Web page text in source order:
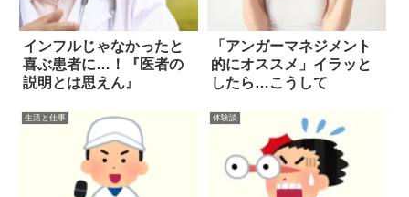
インフルじゃなかったと
喜ぶ患者に…！『医者の
説明とは思えん』
「アンガーマネジメント
的にオススメ」イラッと
したら…こうして
生活と仕事 体験談